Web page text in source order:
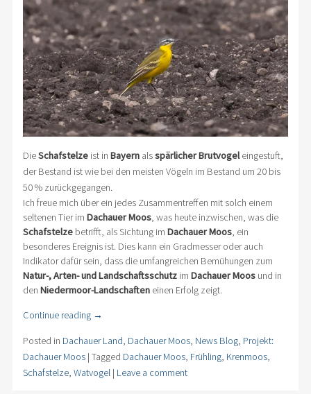
DieSchafstelzeist in Bayernalsspärlicher Brutvogeleingestuft,
der Bestand ist wie bei den meisten Vögeln im Bestand um 20 bis
50 % zurückgegangen.
Ich freue mich über ein jedes Zusammentreffen mit solch einem
seltenen Tier im Dachauer Moos, was heute inzwischen, was die
Schafstelzebetrifft, als Sichtung im Dachauer Moos, ein
besonderes Ereignis ist. Dies kann ein Gradmesser oder auch
Indikator dafür sein, dass die umfangreichen Bemühungen zum
Natur-, Arten- und Landschaftsschutzim Dachauer Moosund in
den Niedermoor-Landschafteneinen Erfolg zeigt.
Continue reading →
Posted in Dachauer Land Dachauer Moos, News Blog, Projekt:
Dachauer Moos | Tagged Dachauer Moos, Frühling, Krenmoos,
Schafstelze, Watvogel | Leave a comment